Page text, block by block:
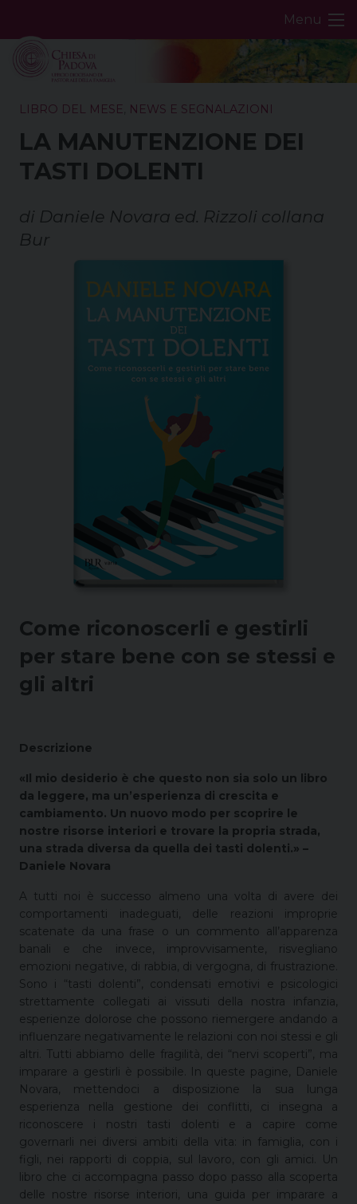
content
Menu
LIBRO DEL MESE NEWS E SEGNALAZIONI
LA MANUTENZIONE DEI
TASTI DOLENTI
di Daniele Novara ed. Rizzoli collana
Bur
Come riconoscerli e gestirli
per stare bene con se stessi e
gli altri
Descrizione
«Il mio desiderio è che questo non sia solo un libro
da leggere, ma un’esperienza di crescita e
cambiamento. Un nuovo modo per scoprire le
nostre risorse interiori e trovare la propria strada,
una strada diversa da quella dei tasti dolenti.» –
Daniele Novara
A tutti noi è successo almeno una volta di avere dei
comportamenti inadeguati, delle reazioni improprie
scatenate da una frase o un commento all’apparenza
banali e che invece, improvvisamente, risvegliano
emozioni negative, di rabbia, di vergogna, di frustrazione.
Sono i “tasti dolenti”, condensati emotivi e psicologici
strettamente collegati ai vissuti della nostra infanzia,
esperienze dolorose che possono riemergere andando a
influenzare negativamente le relazioni con noi stessi e gli
altri. Tutti abbiamo delle fragilità, dei “nervi scoperti”, ma
imparare a gestirli è possibile. In queste pagine, Daniele
Novara, mettendoci a disposizione la sua lunga
esperienza nella gestione dei conflitti, ci insegna a
riconoscere i nostri tasti dolenti e a capire come
governarli nei diversi ambiti della vita: in famiglia, con i
figli, nei rapporti di coppia, sul lavoro, con gli amici. Un
libro che ci accompagna passo dopo passo alla scoperta
delle nostre risorse interiori, una guida per imparare a